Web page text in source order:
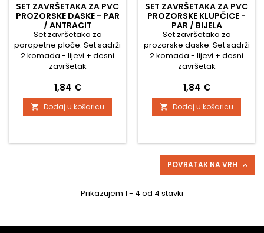
SET ZAVRŠETAKA ZA PVC
PROZORSKE DASKE - PAR
/ ANTRACIT
Set završetaka za
parapetne ploče. Set sadrži
2 komada - lijevi + desni
završetak
Cijena
1,84 €
 Dodaj u košaricu
SET ZAVRŠETAKA ZA PVC
PROZORSKE KLUPČICE -
PAR / BIJELA
Set završetaka za
prozorske daske. Set sadrži
2 komada - lijevi + desni
završetak
Cijena
1,84 €
 Dodaj u košaricu
POVRATAK NA VRH 
Prikazujem 1 - 4 od 4 stavki